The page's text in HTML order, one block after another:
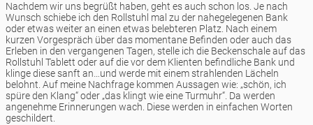
Nachdem wir uns begrüßt haben, geht es auch schon los. Je nach
Wunsch schiebe ich den Rollstuhl mal zu der nahegelegenen Bank
oder etwas weiter an einen etwas belebteren Platz. Nach einem
kurzen Vorgespräch über das momentane Befinden oder auch das
Erleben in den vergangenen Tagen, stelle ich die Beckenschale auf das
Rollstuhl Tablett oder auf die vor dem Klienten befindliche Bank und
klinge diese sanft an…und werde mit einem strahlenden Lächeln
belohnt. Auf meine Nachfrage kommen Aussagen wie: „schön, ich
spüre den Klang“ oder „das klingt wie eine Turmuhr“. Da werden
angenehme Erinnerungen wach. Diese werden in einfachen Worten
geschildert.